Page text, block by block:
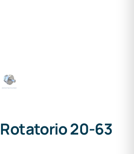
20-63